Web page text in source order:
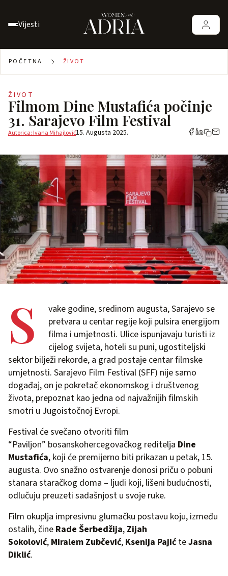
Vijesti
POČETNA ŽIVOT
ŽIVOT
Filmom Dine Mustafića počinje
31. Sarajevo Film Festival
Autorica: Ivana Mihajlović15. Augusta 2025.
S
vake godine, sredinom augusta, Sarajevo se
pretvara u centar regije koji pulsira energijom
filma i umjetnosti. Ulice ispunjavaju turisti iz
cijelog svijeta, hoteli su puni, ugostiteljski
sektor bilježi rekorde, a grad postaje centar filmske
umjetnosti. Sarajevo Film Festival (SFF) nije samo
događaj, on je pokretač ekonomskog i društvenog
života, prepoznat kao jedna od najvažnijih filmskih
smotri u Jugoistočnoj Evropi.
Festival će svečano otvoriti film
“Paviljon” bosanskohercegovačkog reditelja Dine
Mustafića, koji će premijerno biti prikazan u petak, 15.
augusta. Ovo snažno ostvarenje donosi priču o pobuni
stanara staračkog doma – ljudi koji, lišeni budućnosti,
odlučuju preuzeti sadašnjost u svoje ruke.
Film okuplja impresivnu glumačku postavu koju, između
ostalih, čine Rade Šerbedžija, Zijah
Sokolović, Miralem Zubčević, Ksenija PajićteJasna
Diklić.